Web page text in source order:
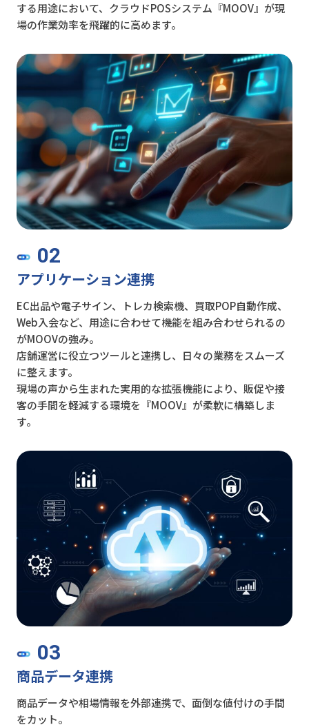
する用途において、クラウドPOSシステム『MOOV』が現
場の作業効率を飛躍的に高めます。
02
アプリケーション連携
EC出品や電子サイン、トレカ検索機、買取POP自動作成、
Web入会など、用途に合わせて機能を組み合わせられるの
がMOOVの強み。
店舗運営に役立つツールと連携し、日々の業務をスムーズ
に整えます。
現場の声から生まれた実用的な拡張機能により、販促や接
客の手間を軽減する環境を『MOOV』が柔軟に構築しま
す。
03
商品データ連携
商品データや相場情報を外部連携で、面倒な値付けの手間
をカット。